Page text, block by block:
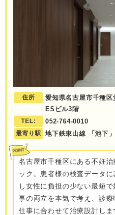
住所
愛知県名古屋市千種
ESビル3階
TEL: 052-764-0010
最寄り駅 地下鉄東山線 「池下
名古屋市千種区にある不妊
ック。患者様の検査データ
し女性に負担の少ない最短
事の両立を本気で考え、診
仕事に合わせて治療設計しま